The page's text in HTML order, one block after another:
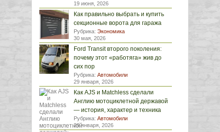
19 июня, 2026
Как правильно выбрать и купить
секционные ворота для гаража
Рубрика: Экономика
30 мая, 2026
Ford Transit второго поколения:
почему этот «работяга» жив до
сих пор
Рубрика: Автомобили
29 января, 2026
Как AJS и Matchless сделали
Англию мотоциклетной державой
— история, характер и техника
Рубрика: Автомобили
29 января, 2026